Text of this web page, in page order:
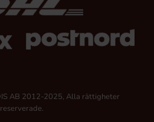
AB 2012-2025, Alla rättigheter
reserverade.